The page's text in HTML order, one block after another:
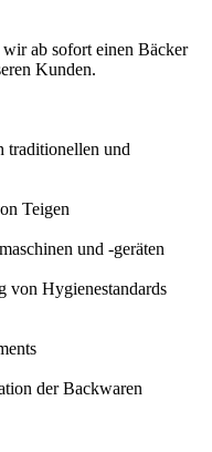
wir ab sofort einen Bäcker
Kunden.
und
Teigen
und -geräten
Hygienestandards
der Backwaren